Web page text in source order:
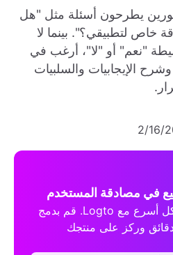
يطرحون أسئلة مثل "هل
خاص لتطبيقي؟". بينما لا
"نعم" أو "لا"، أرغب في
وشرح الإيجابيات والسلبيات
2/16/
في مصادقة المستخدم
أطلق تطبيقات آمنة بشكل أسرع مع Logto. قم بدمج
وركز على منتجك